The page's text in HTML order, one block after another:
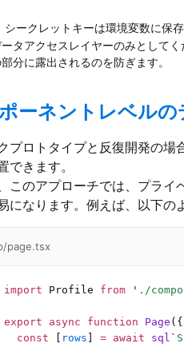
シークレットキーは環境変数に保
タアクセスレイヤーのみとして
分に露出されるのを防ぎます。
ーネントレベル
プロトタイプと反復開発の
できます。
このアプローチでは、プライ
になります。例えば、以下の
page.tsx
import Profile from ' ./
export async function Page
  const
rows = await sql `